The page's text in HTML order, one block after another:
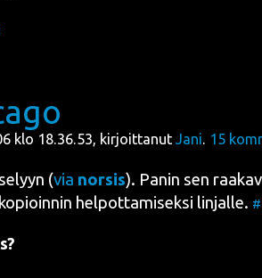
klo 18.36.53, kirjoittanut Jani. 15
(via nor­sis). Panin sen
hel­pot­ta­mi­sek­si lin­jal­le. #